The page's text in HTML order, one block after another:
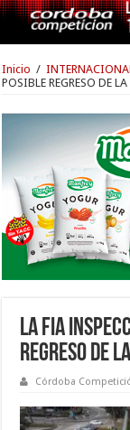
Inicio /
POSIBLE REGRESO DE
LA FIA
REGRESO DE
Córdoba